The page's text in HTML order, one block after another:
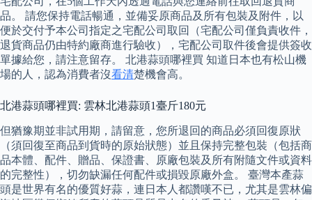
品。 請您保持電話暢通，並備妥原商品及所有包裝及附件，以
便於交付予本公司指定之宅配公司取回（宅配公司僅負責收件，
退貨商品仍由特約廠商進行驗收），宅配公司取件後會提供簽收
單據給您，請注意留存。 北港蒜頭哪裡買 知道日本也有松山機
場的人，認為消費者沒看清楚機會高。
北港蒜頭哪裡買: 雲林北港蒜頭1臺斤180元
但猶豫期並非試用期，請留意，您所退回的商品必須回復原狀
（須回復至商品到貨時的原始狀態）並且保持完整包裝（包括商
品本體、配件、贈品、保證書、原廠包裝及所有附隨文件或資料
的完整性），切勿缺漏任何配件或損毀原廠外盒。 臺灣本產蒜
頭是世界有名的優質好蒜，連日本人都讚嘆不已，尤其是雲林偏